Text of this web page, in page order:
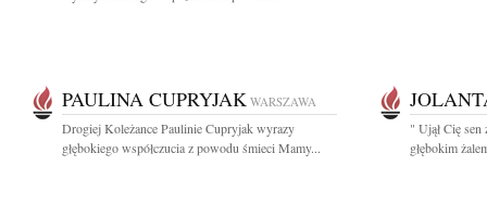
PAULINA CUPRYJAK WARSZAWA
Drogiej Koleżance Paulinie Cupryjak wyrazy
głębokiego współczucia z powodu śmieci Mamy...
" Ujął Cię
głębokim